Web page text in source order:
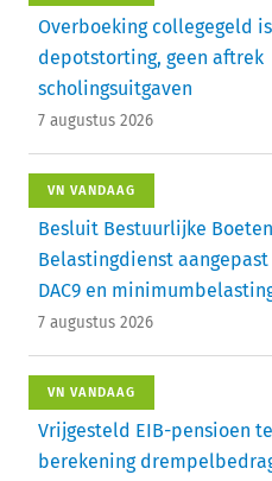
Overboeking collegegeld
depotstorting, geen aftrek
scholingsuitgaven
7 augustus 2026
VN VANDAAG
Besluit Bestuurlijke Boeten
Belastingdienst aangepast
DAC9 en
7 augustus 2026
VN VANDAAG
Vrijgesteld EIB-pensioen
berekening